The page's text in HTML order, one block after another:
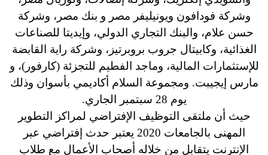
وشركة فودافون ويونيليفر مصر و بنك مصر، وشركة
حسن علام، والبنك التجاري الدولي، وإيديتا للصناعات
الغذائية، وكابيتال جروب بروبرتيز، وشركة راية القابضة
للإستثمارات المالية، وماجد الفطيم للتجزئة (كارفور)، و
مارس إيجيبت. ومجموعة السلام أكاديمي بأسوان وذلك
يوم 28 سبتمبر الجاري.
حيث أن ملتقى التوظيف الإفتراضي لمراكز التطوير
المهنى بالجامعات 2020 يعتبر حدث إفتراضي عبر
الإنترنت يتقابل من خلاله أصحاب الأعمال مع طلاب